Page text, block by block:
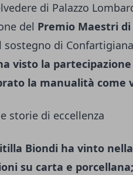
di Palazzo
del Premio Maestri di
sostegno di
visto la
la manualità come
storie di eccellenza
Biondi ha vinto
su carta e